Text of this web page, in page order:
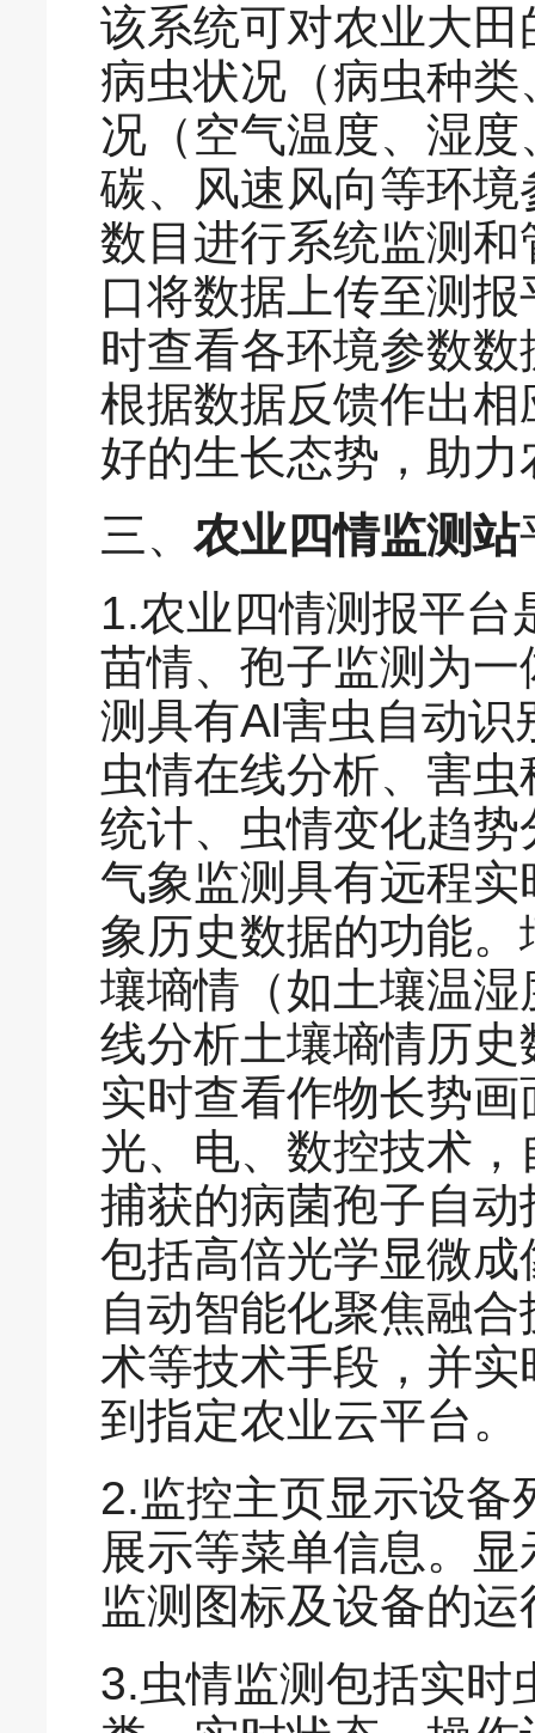
该系统可对农业大
病虫状况（病虫种
况（空气温度、湿
碳、风速风向等环
数目进行系统监测
口将数据上传至测
时查看各环境参数
根据数据反馈作出
好的生长态势，助
三、农业四情监测站
1.农业四情测报平台
苗情、孢子监测为
测具有Al害虫自动识
虫情在线分析、害
统计、虫情变化趋
气象监测具有远程
象历史数据的功能
壤墒情（如土壤温
线分析土壤墒情历
实时查看作物长势
光、电、数控技术
捕获的病菌孢子自
包括高倍光学显微
自动智能化聚焦融
术等技术手段，并
到指定农业云平台。
2.监控主页显示设备
展示等菜单信息。
监测图标及设备的运
3.虫情监测包括实时